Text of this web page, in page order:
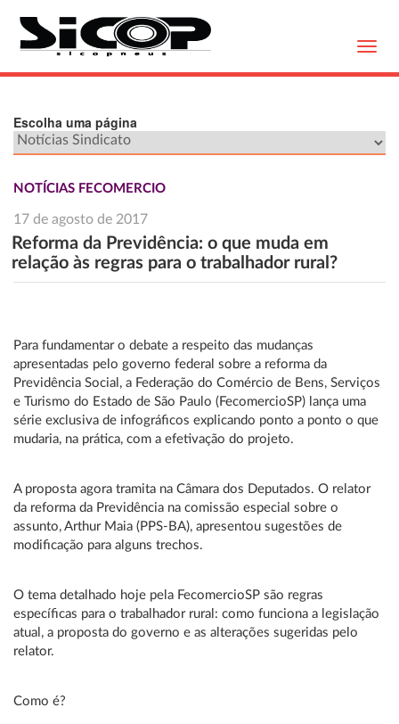
Escolha uma página
NOTÍCIAS FECOMERCIO
17 de agosto de 2017
Reforma da Previdência: o que muda em
relação às regras para o trabalhador rural?
Para fundamentar o debate a respeito das mudanças
apresentadas pelo governo federal sobre a reforma da
Previdência Social, a Federação do Comércio de Bens, Serviços
e Turismo do Estado de São Paulo (FecomercioSP) lança uma
série exclusiva de infográficos explicando ponto a ponto o que
mudaria, na prática, com a efetivação do projeto.
A proposta agora tramita na Câmara dos Deputados. O relator
da reforma da Previdência na comissão especial sobre o
assunto, Arthur Maia (PPS-BA), apresentou sugestões de
modificação para alguns trechos.
O tema detalhado hoje pela FecomercioSP são regras
específicas para o trabalhador rural: como funciona a legislação
atual, a proposta do governo e as alterações sugeridas pelo
relator.
Como é?